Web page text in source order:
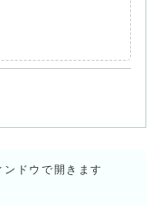
ンドウで開きます